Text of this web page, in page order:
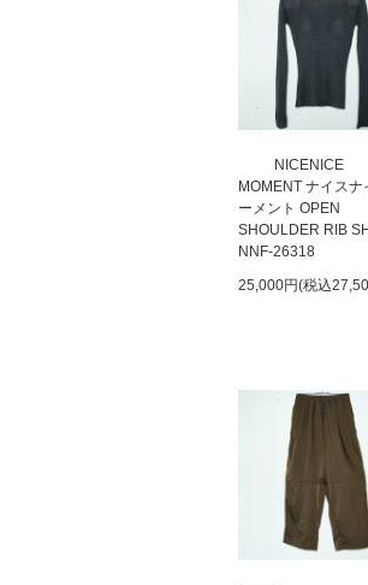
NICENICE
MOMENT ナイスナ
ーメント OPEN
SHOULDER RIB
NNF-26318
25,000円(税込